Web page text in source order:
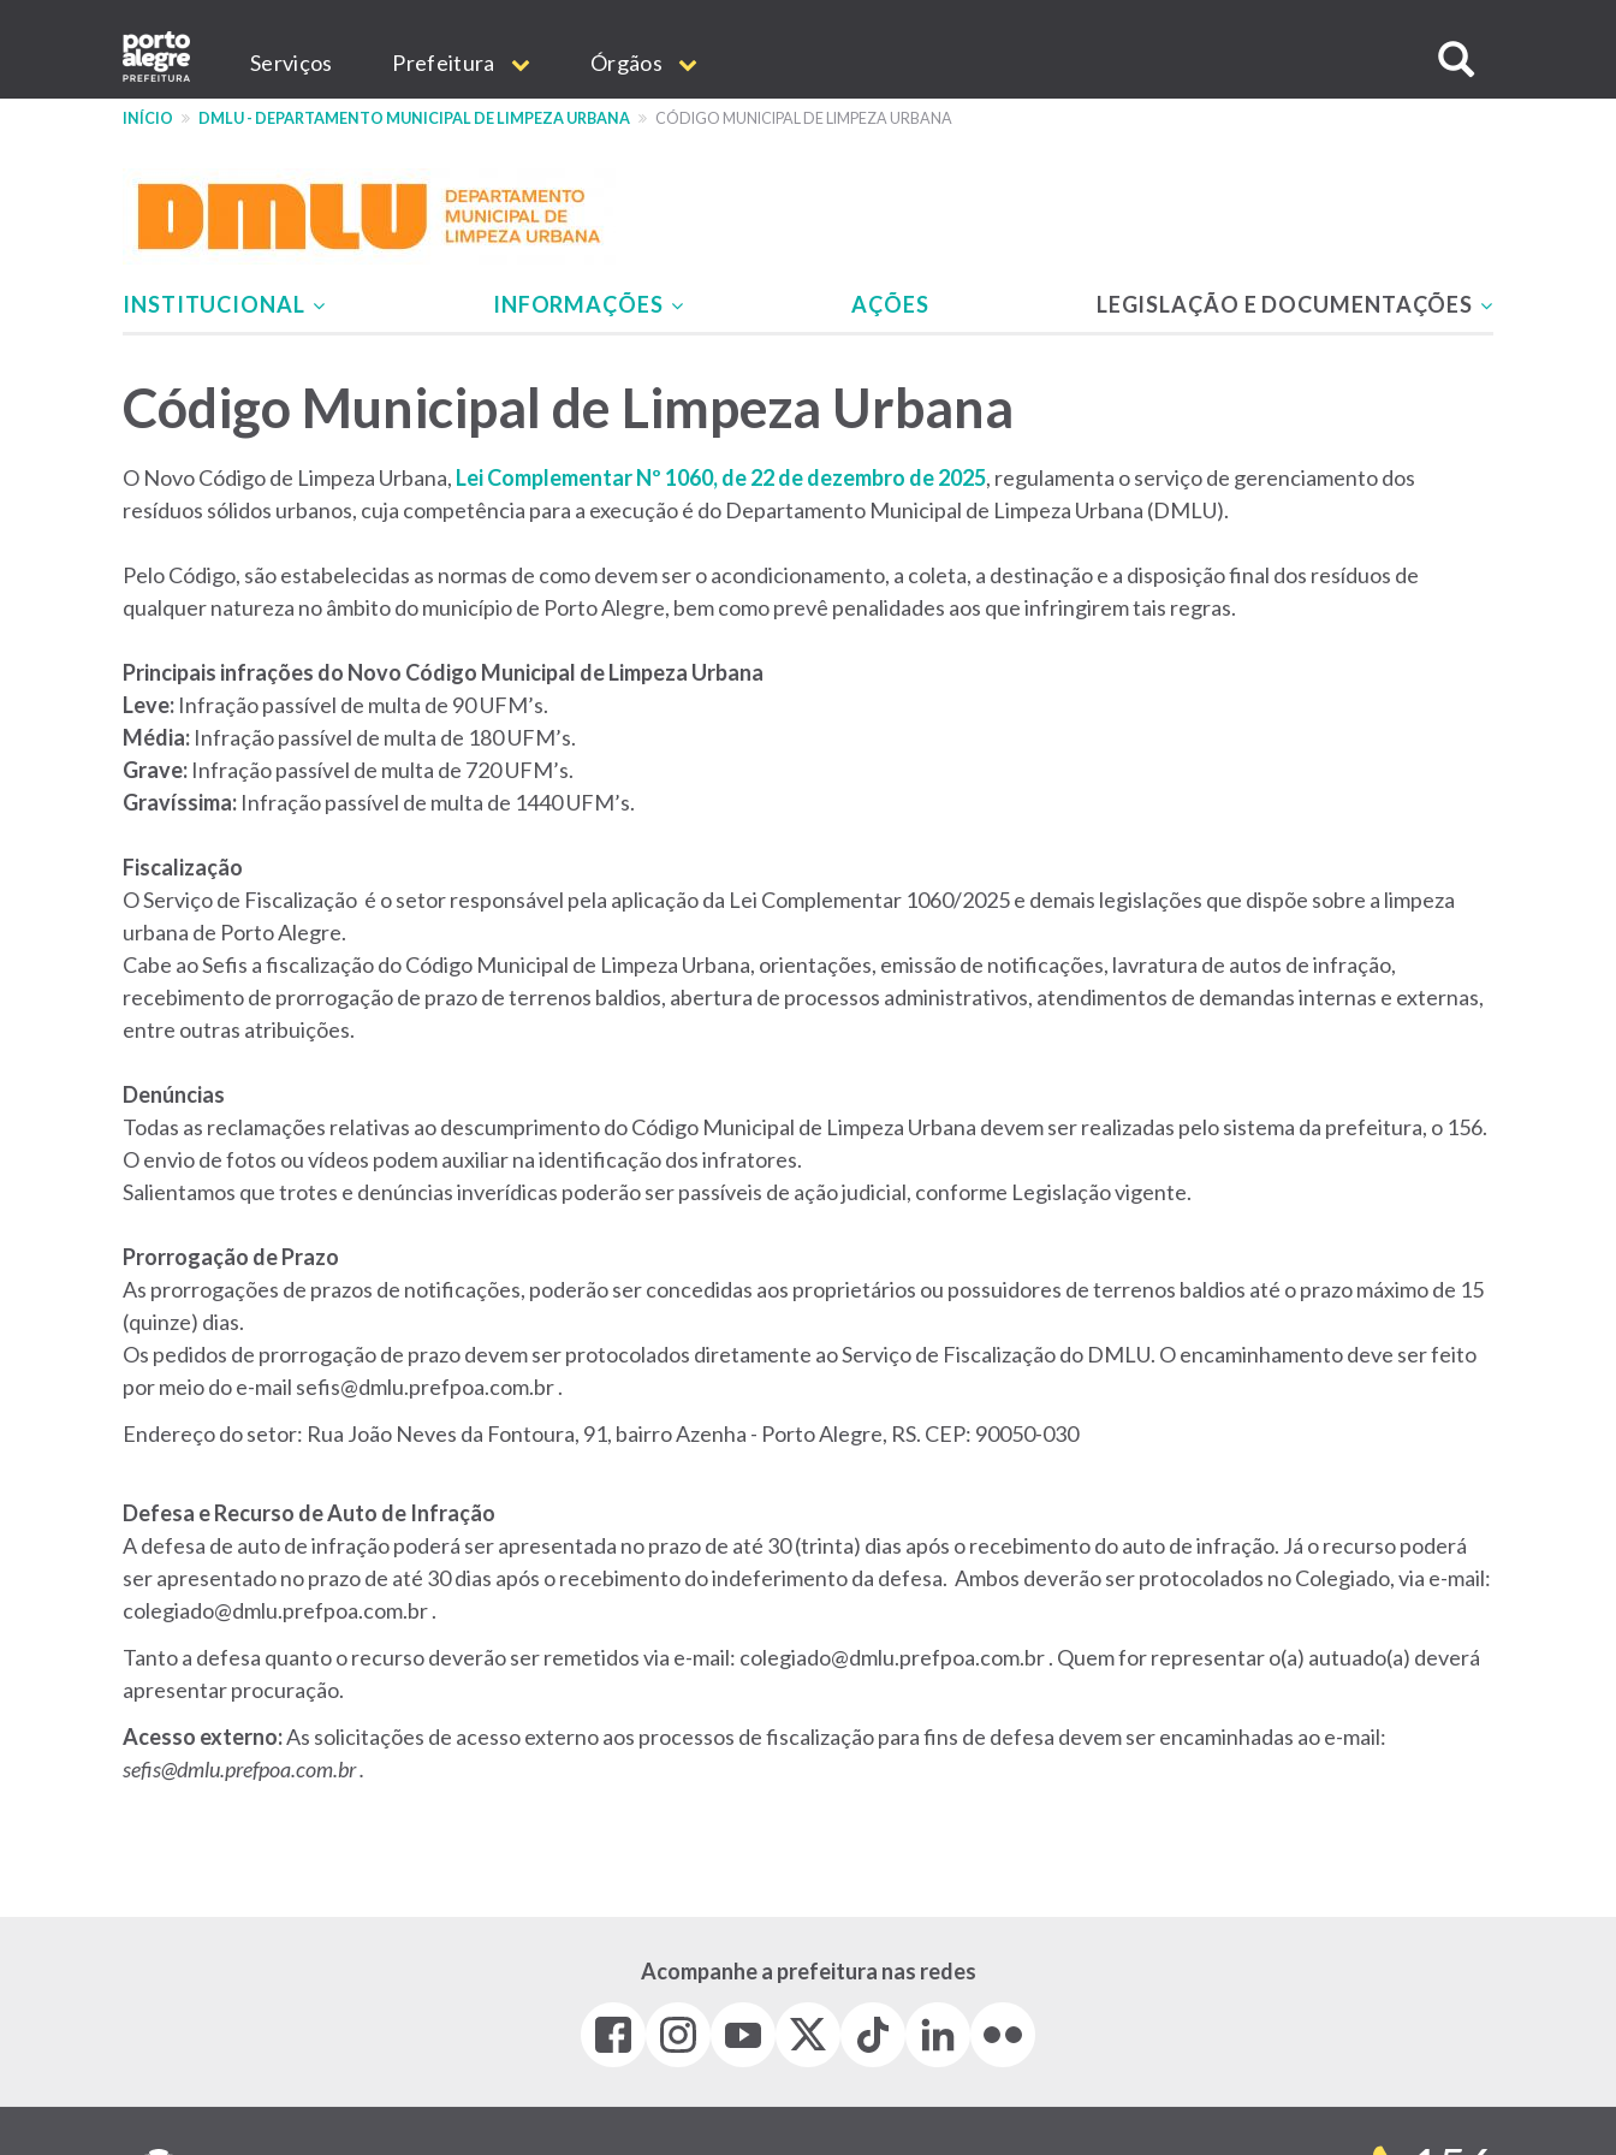
conteúdo
Main
navigation
Serviços Prefeitura Órgãos
no
INÍCIO DMLU - DEPARTAMENTO MUNICIPAL DE LIMPEZA URBANA CÓDIGO MUNICIPAL DE LIMPEZA URBANA
-
site
DMLU
INSTITUCIONAL INFORMAÇÕES AÇÕES LEGISLAÇÃO E DOCUMENTAÇÕES
Código Municipal de Limpeza Urbana
O Novo Código de Limpeza Urbana, Lei Complementar Nº 1060, de 22 de dezembro de 2025, regulamenta o serviço de gerenciamento dos
resíduos sólidos urbanos, cuja competência para a execução é do Departamento Municipal de Limpeza Urbana (DMLU).
Pelo Código, são estabelecidas as normas de como devem ser o acondicionamento, a coleta, a destinação e a disposição final dos resíduos de
qualquer natureza no âmbito do município de Porto Alegre, bem como prevê penalidades aos que infringirem tais regras.
Principais infrações do Novo Código Municipal de Limpeza Urbana
Leve: Infração passível de multa de 90 UFM’s.
Média: Infração passível de multa de 180 UFM’s.
Grave: Infração passível de multa de 720 UFM’s.
Gravíssima: Infração passível de multa de 1440 UFM’s.
Fiscalização
O Serviço de Fiscalização é o setor responsável pela aplicação da Lei Complementar 1060/2025 e demais legislações que dispõe sobre a limpeza
urbana de Porto Alegre.
Cabe ao Sefis a fiscalização do Código Municipal de Limpeza Urbana, orientações, emissão de notificações, lavratura de autos de infração,
recebimento de prorrogação de prazo de terrenos baldios, abertura de processos administrativos, atendimentos de demandas internas e externas,
entre outras atribuições.
Denúncias
Todas as reclamações relativas ao descumprimento do Código Municipal de Limpeza Urbana devem ser realizadas pelo sistema da prefeitura, o 156.
O envio de fotos ou vídeos podem auxiliar na identificação dos infratores.
Salientamos que trotes e denúncias inverídicas poderão ser passíveis de ação judicial, conforme Legislação vigente.
Prorrogação de Prazo
As prorrogações de prazos de notificações, poderão ser concedidas aos proprietários ou possuidores de terrenos baldios até o prazo máximo de 15
(quinze) dias.
Os pedidos de prorrogação de prazo devem ser protocolados diretamente ao Serviço de Fiscalização do DMLU. O encaminhamento deve ser feito
por meio do e-mail sefis@dmlu.prefpoa.com.br .
Endereço do setor: Rua João Neves da Fontoura, 91, bairro Azenha - Porto Alegre, RS. CEP: 90050-030
Defesa e Recurso de Auto de Infração
A defesa de auto de infração poderá ser apresentada no prazo de até 30 (trinta) dias após o recebimento do auto de infração. Já o recurso poderá
ser apresentado no prazo de até 30 dias após o recebimento do indeferimento da defesa. Ambos deverão ser protocolados no Colegiado, via e-mail:
colegiado@dmlu.prefpoa.com.br .
Tanto a defesa quanto o recurso deverão ser remetidos via e-mail: colegiado@dmlu.prefpoa.com.br . Quem for representar o(a) autuado(a) deverá
apresentar procuração.
Acesso externo:As solicitações de acesso externo aos processos de fiscalização para fins de defesa devem ser encaminhadas ao e-mail:
sefis@dmlu.prefpoa.com.br .
Acompanhe a prefeitura nas redes
Facebook
(link
em
Instagram
(link
em
(link
em
(Antigo
(link
Tiktok
(link
em
LinkedIn
(link
em
(link
em